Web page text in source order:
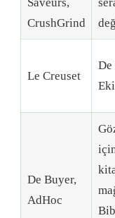
CrushGrind
Le Creuset
De
De Buyer,
AdHoc